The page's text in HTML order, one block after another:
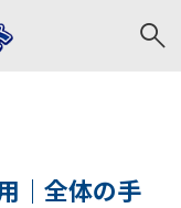
｜全体の手